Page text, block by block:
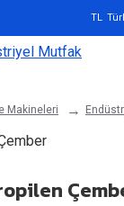
TL
Makineleri